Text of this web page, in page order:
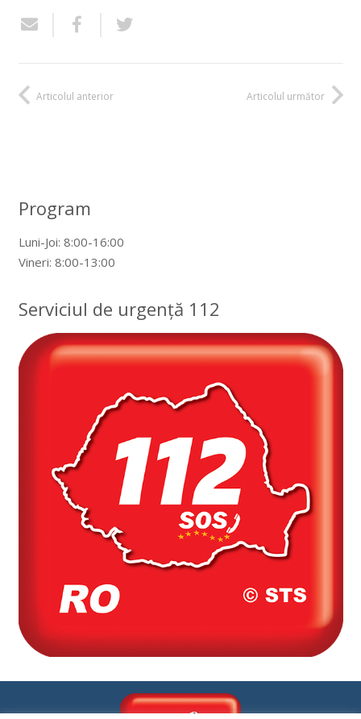
Articolul anterior Articolul următor
Program
Luni-Joi: 8:00-16:00
Vineri: 8:00-13:00
Serviciul de urgență 112